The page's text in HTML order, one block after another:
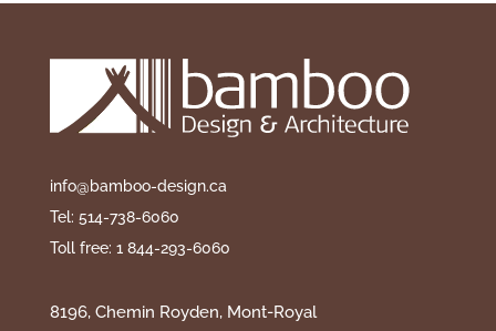
info@bamboo-design.ca
Tel: 514-738-6060
Toll free: 1 844-293-6060
8196, Chemin Royden, Mont-Royal